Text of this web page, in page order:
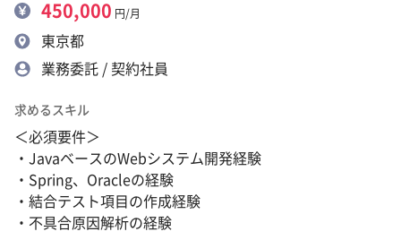
450,000 円/月
東京都
業務委託 / 契約社員
求めるスキル
＜必須要件＞
・JavaベースのWebシステム開発経験
・Spring、Oracleの経験
・結合テスト項目の作成経験
・不具合原因解析の経験